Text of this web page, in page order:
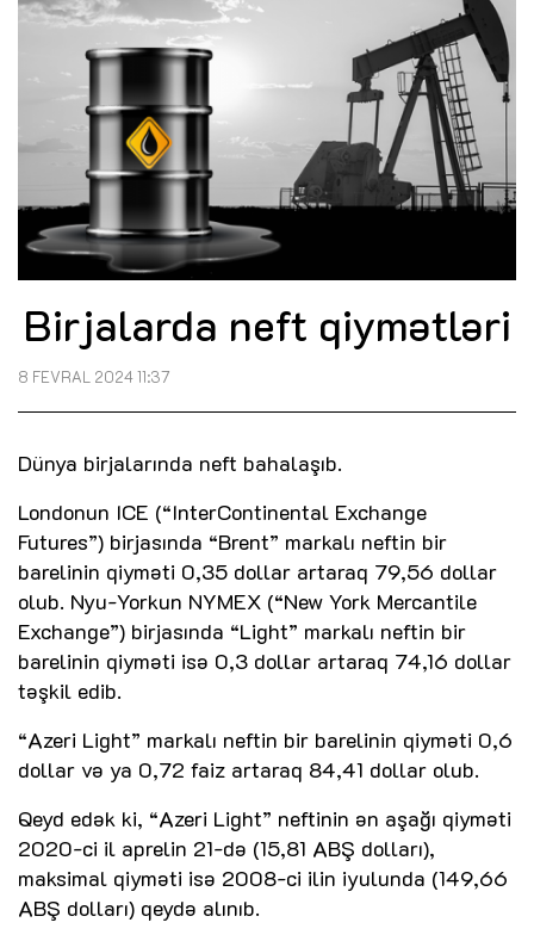
Birjalarda neft qiymətləri
8 FEVRAL 2024 11:37
Dünya birjalarında neft bahalaşıb.
Londonun ICE (“InterContinental Exchange
Futures”) birjasında “Brent” markalı neftin bir
barelinin qiyməti 0,35 dollar artaraq 79,56 dollar
olub. Nyu-Yorkun NYMEX (“New York Mercantile
Exchange”) birjasında “Light” markalı neftin bir
barelinin qiyməti isə 0,3 dollar artaraq 74,16 dollar
təşkil edib.
“Azeri Light” markalı neftin bir barelinin qiyməti 0,6
dollar və ya 0,72 faiz artaraq 84,41 dollar olub.
Qeyd edək ki, “Azeri Light” neftinin ən aşağı qiyməti
2020-ci il aprelin 21-də (15,81 ABŞ dolları),
maksimal qiyməti isə 2008-ci ilin iyulunda (149,66
ABŞ dolları) qeydə alınıb.